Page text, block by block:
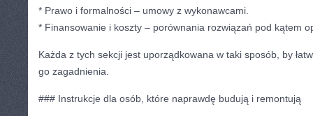
* Prawo i formalności – umowy z wykonawcami.
* Finansowanie i koszty – porównania rozwiązań pod kątem
Każda z tych sekcji jest uporządkowana w taki sposób, by
go zagadnienia.
### Instrukcje dla osób, które naprawdę budują i remontują